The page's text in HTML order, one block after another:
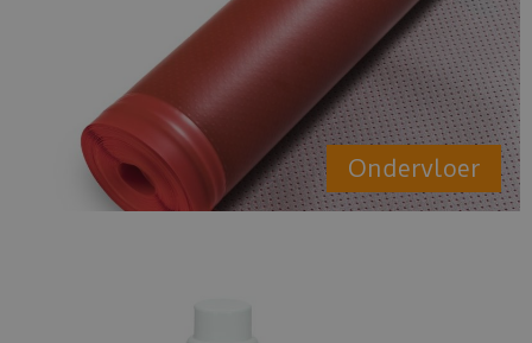
Ondervloer